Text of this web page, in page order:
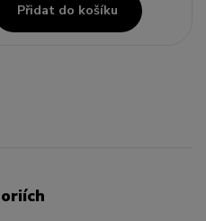
Přidat do košíku